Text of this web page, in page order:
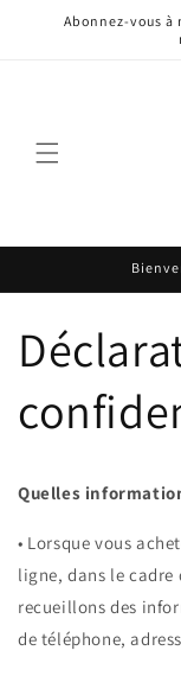
passer
Abonnez-vous
Quelles
• Lorsque vous
ligne, dans le
recueillons des
de téléphone,